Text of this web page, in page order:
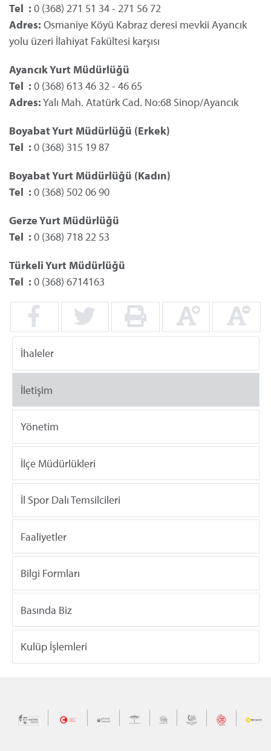
Tel
	:
0 (368) 271 51 34 - 271 56 72
Adres: Osmaniye Köyü Kabraz deresi mevkii Ayancık
yolu üzeri İlahiyat Fakültesi karşısı
Ayancık Yurt Müdürlüğü
Tel
	:
0 (368) 613 46 32 - 46 65
Adres:Yalı Mah. Atatürk Cad. No:68 Sinop/Ayancık
Boyabat Yurt Müdürlüğü (Erkek)
Tel
	:
0 (368) 315 19 87
Boyabat Yurt Müdürlüğü (Kadın)
Tel
	:
0 (368) 502 06 90
Gerze Yurt Müdürlüğü
Tel
	:
0 (368) 718 22 53
Türkeli Yurt Müdürlüğü
Tel
	:
0 (368) 6714163
İhaleler
İletişim
Yönetim
İlçe Müdürlükleri
İl Spor Dalı Temsilcileri
Faaliyetler
Bilgi Formları
Basında Biz
Kulüp İşlemleri